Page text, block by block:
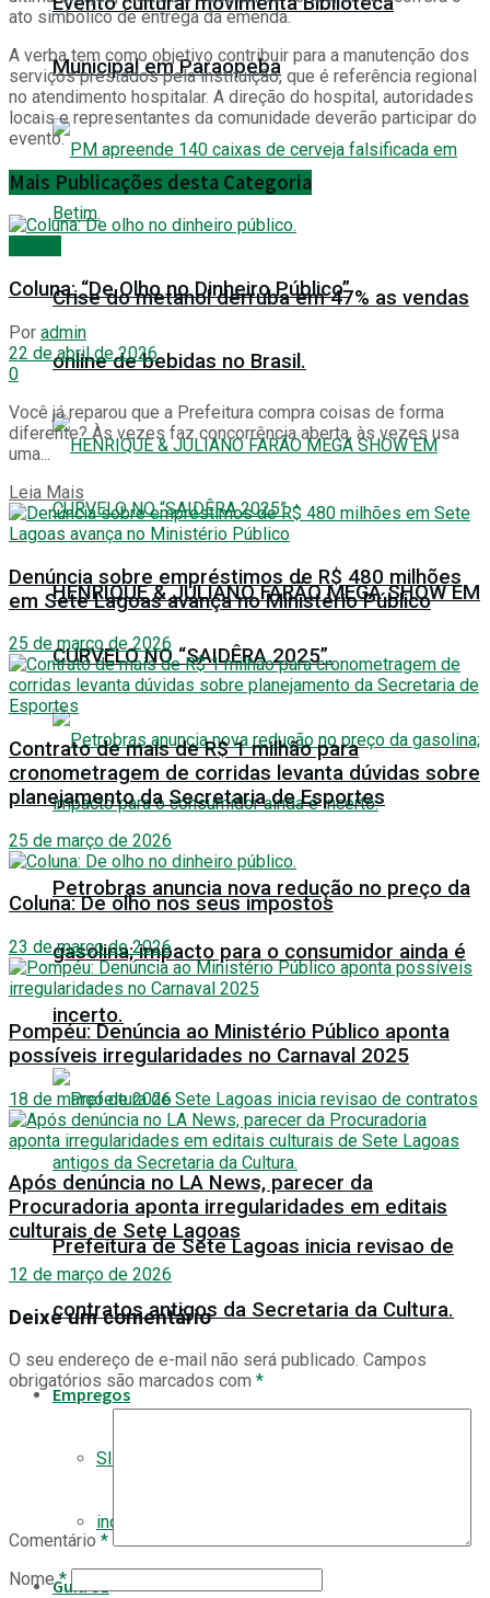
Municipal em Paraopeba
Crise do metanol derruba em 47% as vendas
online de bebidas no Brasil.
HENRIQUE & JULIANO FARÃO MEGA SHOW EM
CURVELO NO “SAIDÊRA 2025”.
Petrobras anuncia nova redução no preço da
gasolina; impacto para o consumidor ainda é
incerto.
Prefeitura de Sete Lagoas inicia revisao de
contratos antigos da Secretaria da Cultura.
Empregos
SINE/MG
indeed
Guia SL
ato simbólico de entrega da emenda.
A verba tem como objetivo contribuir para a manutenção dos
serviços prestados pela instituição, que é referência regional
no atendimento hospitalar. A direção do hospital, autoridades
locais e representantes da comunidade deverão participar do
evento.
Mais Publicações desta Categoria
Coluna: “De Olho no Dinheiro Público”
Por admin
22 de abril de 2026
0
Você já reparou que a Prefeitura compra coisas de forma
diferente? Às vezes faz concorrência aberta, às vezes usa
uma...
Leia Mais
Denúncia sobre empréstimos de R$ 480 milhões
em Sete Lagoas avança no Ministério Público
25 de março de 2026
Contrato de mais de R$ 1 milhão para
cronometragem de corridas levanta dúvidas sobre
planejamento da Secretaria de Esportes
25 de março de 2026
Coluna: De olho nos seus impostos
23 de março de 2026
Pompéu: Denúncia ao Ministério Público aponta
possíveis irregularidades no Carnaval 2025
18 de março de 2026
Após denúncia no LA News, parecer da
Procuradoria aponta irregularidades em editais
culturais de Sete Lagoas
12 de março de 2026
Deixe um comentário
O seu endereço de e-mail não será publicado. Campos
obrigatórios são marcados com *
Comentário *
Nome*